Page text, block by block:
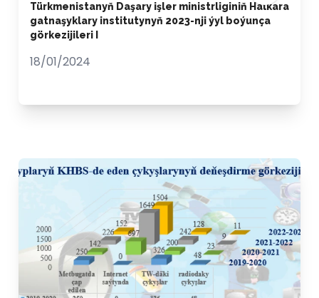
Türkmenistanyň Daşary işler ministrliginiň Halkara
gatnaşyklary institutynyň 2023-nji ýyl boýunça
görkezijileri I
18/01/2024